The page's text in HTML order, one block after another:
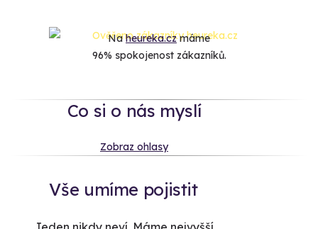
Naheureka.czmáme
96% spokojenost zákazníků.
Co si o nás myslí
Zobraz ohlasy
Vše umíme pojistit